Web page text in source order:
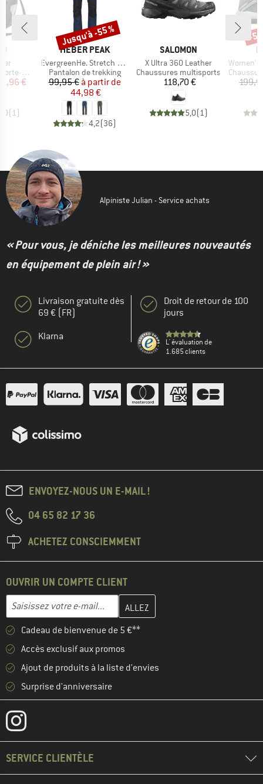
réduit
€
(1)
MARQUE
HEBER PEAK
Article
EvergreenHe. Stretch Pants II
Product group
Pantalon de trekking
Prix
99,95 € Prix réduit
à partir de
44,98 €
4,2(36)
Remise
Jusqu'à -55 %
MARQUE
SALOMON
Article
X Ultra 360 Leather
Product group
Chaussures multisports
Prix
118,70 €
5,0(1)
Article
Women's
Product
-
Alpiniste Julian - Service achats
« Pour vous, je déniche les meilleures nouveautés
en équipement de plein air ! »
Livraison gratuite dès
69 € (FR)
Klarna
Droit de retour de 100
jours
L' évaluation de
1.685 clients
ENVOYEZ-NOUS UN E-MAIL !
04 65 82 17 36
ACHETEZ CONSCIEMMENT
OUVRIR UN COMPTE CLIENT
Adresse e-mail
Entrez votre adresse e-mail ici et créez votre compte client à la
Cadeau de bienvenue de 5 €**
Accès exclusif aux promos
Ajout de produits à la liste d'envies
Surprise d'anniversaire
SERVICE CLIENTÈLE